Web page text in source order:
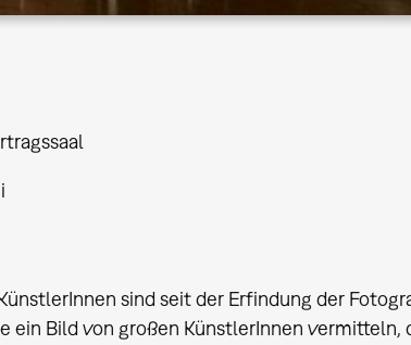
sind seit der Erfindung der
ein Bild von großen KünstlerInnen